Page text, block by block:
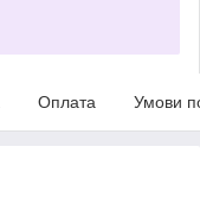
Оплата Умови